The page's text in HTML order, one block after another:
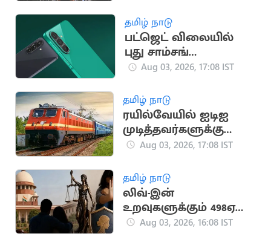
தமிழ் நாடு
பட்ஜெட் விலையில்
புது சாம்சங்
ஸ்மார்ட்போன்
Aug 03, 2026, 17:08 IST
தமிழ் நாடு
ரயில்வேயில் ஐடிஐ
முடித்தவர்களுக்கு
அப்ரண்டிஸ் பயிற்சி
Aug 03, 2026, 17:08 IST
தமிழ் நாடு
லிவ்-இன்
உறவுகளுக்கும் 498ஏ
பிரிவு பாதுகாப்பு:
Aug 03, 2026, 16:08 IST